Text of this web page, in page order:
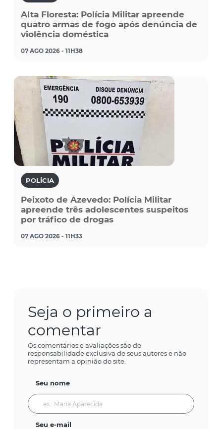
Alta Floresta: Polícia Militar apreende
quatro armas de fogo após denúncia de
violência doméstica
07 AGO 2026 - 11H38
POLÍCIA
Peixoto de Azevedo: Polícia Militar
apreende três adolescentes suspeitos
por tráfico de drogas
07 AGO 2026 - 11H33
Seja o primeiro a
comentar
Os comentários e avaliações são de
responsabilidade exclusiva de seus autores e não
representam a opinião do site.
Seu nome
Seu e-mail